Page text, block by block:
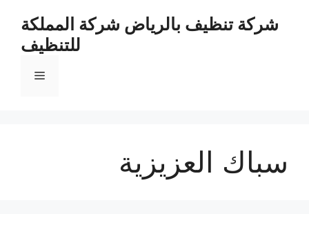
شركة تنظيف بالرياض شركة المملكة
للتنظيف
القائمة
سباك العزيزية